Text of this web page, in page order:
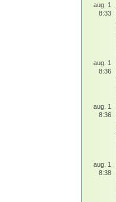
aug. 1
8:33
aug. 1
8:36
aug. 1
8:36
aug. 1
8:38